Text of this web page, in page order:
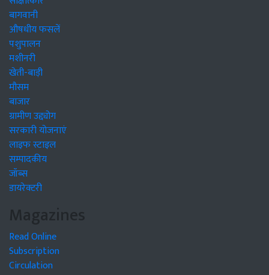
बागवानी
औषधीय फसलें
पशुपालन
मशीनरी
खेती-बाड़ी
मौसम
बाजार
ग्रामीण उद्द्योग
सरकारी योजनाएं
लाइफ स्टाइल
सम्पादकीय
जॉब्स
डायरेक्टरी
Magazines
Read Online
Subscription
Circulation